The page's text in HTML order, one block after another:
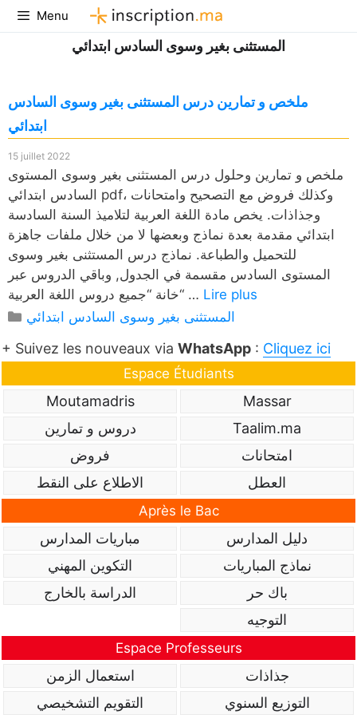
Aller
au
Menu
المستثنى بغير وسوى السادس ابتدائي
ملخص و تمارين درس المستثنى بغير وسوى السادس
ابتدائي
15 juillet 2022
ملخص و تمارين وحلول درس المستثنى بغير وسوى المستوى
السادس ابتدائي pdf، وكذلك فروض مع التصحيح وامتحانات
وجذاذات. يخص مادة اللغة العربية لتلاميذ السنة السادسة
ابتدائي مقدمة بعدة نماذج وبعضها لا من خلال ملفات جاهزة
للتحميل والطباعة. نماذج درس المستثنى بغير وسوى
المستوى السادس مقسمة في الجدول, وباقي الدروس عبر
خانة “جميع دروس اللغة العربية“ … Lire plus
Catégories
المستثنى بغير وسوى السادس ابتدائي
+ Suivez les nouveaux via WhatsApp : Cliquez ici
Espace Étudiants
Massar
Moutamadris
Taalim.ma
دروس و تمارين
امتحانات
فروض
العطل
الاطلاع على النقط
Après le Bac
دليل المدارس
مباريات المدارس
نماذج المباريات
التكوين المهني
باك حر
الدراسة بالخارج
التوجيه
Espace Professeurs
جذاذات
استعمال الزمن
التوزيع السنوي
التقويم التشخيصي